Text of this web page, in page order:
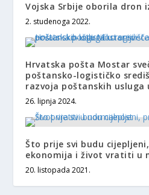
Vojska Srbije oborila dron
2. studenoga 2022.
Hrvatska pošta Mostar
poštansko-logističko
razvoja poštanskih usluga
26. lipnja 2024.
Što prije svi budu
ekonomija i život vratiti u
20. listopada 2021.